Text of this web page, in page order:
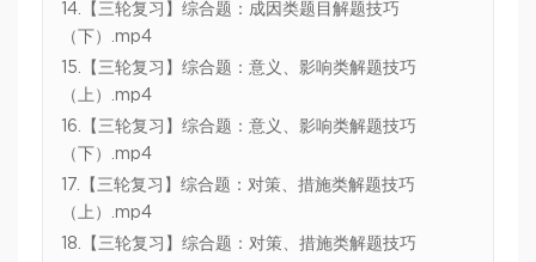
14.【三轮复习】综合题：成因类题目解题技巧
（下）.mp4
15.【三轮复习】综合题：意义、影响类解题技巧
（上）.mp4
16.【三轮复习】综合题：意义、影响类解题技巧
（下）.mp4
17.【三轮复习】综合题：对策、措施类解题技巧
（上）.mp4
18.【三轮复习】综合题：对策、措施类解题技巧